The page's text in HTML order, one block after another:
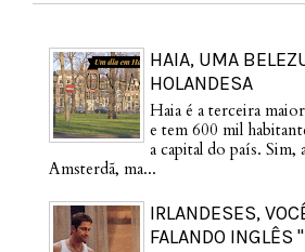
HAIA, UMA
HOLANDESA
Haia é a terceira
e tem 600 mil
a capital do país. Sim,
Amsterdã, ma...
IRLANDESES,
FALANDO INGLÊS